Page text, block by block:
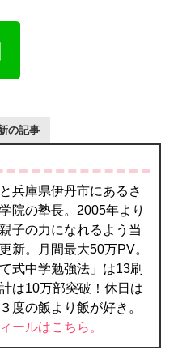
の記事
兵庫県伊丹市にあるさ
院の塾長。2005年より
子の力になれるよう当
新。月間最大50万PV。
式中学勉強法」は13刷
は10万部突破！休日は
度の飯より飯が好き。
ールはこちら。